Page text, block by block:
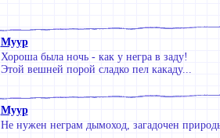
Муур
Хороша была ночь - как у негра в заду!
Этой вешней порой сладко пел какаду...
Муур
Не нужен неграм дымоход, загадочен